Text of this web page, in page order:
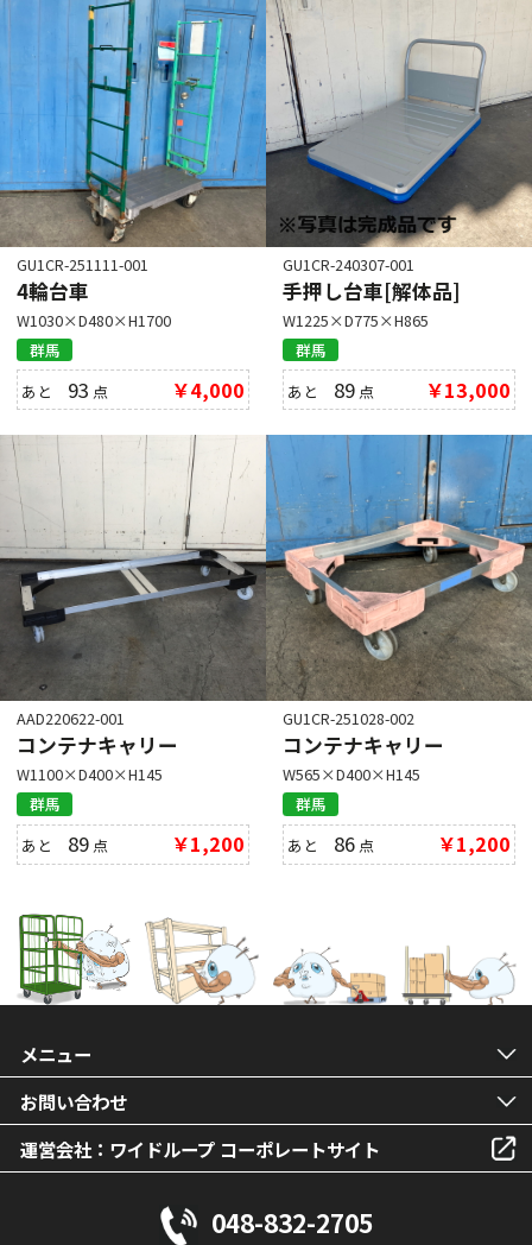
GU1CR-251111-001
4輪台車
W1030×D480×H1700
群馬
あと 93 点 ￥4,000
GU1CR-240307-001
手押し台車[解体品]
W1225×D775×H865
群馬
あと 89 点 ￥13,000
AAD220622-001
コンテナキャリー
W1100×D400×H145
群馬
あと 89 点 ￥1,200
GU1CR-251028-002
コンテナキャリー
W565×D400×H145
群馬
あと 86 点 ￥1,200
メニュー
お問い合わせ
運営会社：ワイドループ コーポレートサイト
048-832-2705